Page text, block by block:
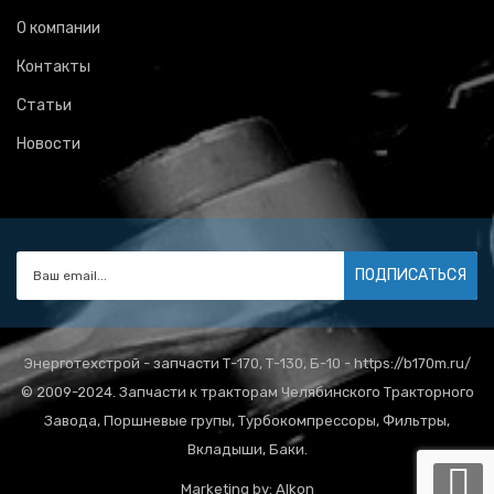
О компании
Контакты
Статьи
Новости
ПОДПИСАТЬСЯ
Энерготехстрой - запчасти Т-170, Т-130, Б-10 - https://b170m.ru/
© 2009-2024. Запчасти к тракторам Челябинского Тракторного
Завода, Поршневые групы, Турбокомпрессоры, Фильтры,
Вкладыши, Баки.
Marketing by: Alkon